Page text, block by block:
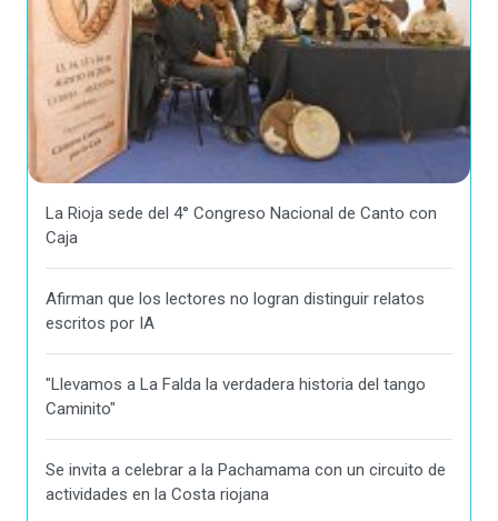
La Rioja sede del 4° Congreso Nacional de Canto con
Caja
Afirman que los lectores no logran distinguir relatos
escritos por IA
"Llevamos a La Falda la verdadera historia del tango
Caminito"
Se invita a celebrar a la Pachamama con un circuito de
actividades en la Costa riojana